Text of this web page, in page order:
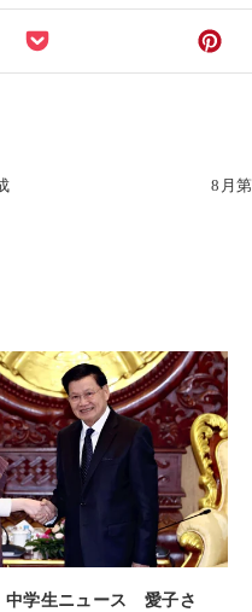
8月
学生ニュース 愛子さ